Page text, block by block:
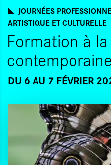
JOURNÉES
ARTISTIQUE ET CULTURELLE
Formation à
contemporaine
DU 6 AU 7 FÉVRIER